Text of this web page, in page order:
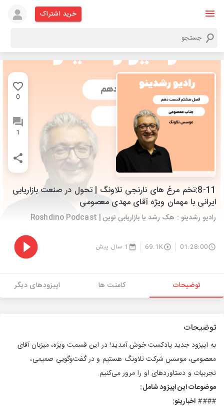
خرید اشتراک
0
1
8-11:تخم مرغ های نارنجی تلاونگ | تحول در صنعت بازاریابی
ایرانی با مهمان ویژه آقای مهدی معصومی
رادیو رشدینو : هک رشد یا بازاریابی نوین | Roshdino Podcast
01:28:00
69.1K 1 سال پیش
توضیحات کامنت ها اپیزودهای دیگر
توضیحات
به اپیزود جدید پادکست خوش آمدید! در این قسمت ویژه، میزبان آقای
معصومی، موسس شرکت تلاونگ هستیم و در گفت‌وگویی صمیمی،
تجربیات و دستاوردهای او را مرور می‌کنیم.
موضوعات این اپیزود شامل:
#### اخبارینو: